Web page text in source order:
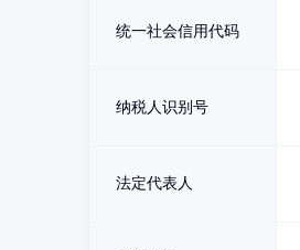
统一社会信用代码
纳税人识别号
法定代表人